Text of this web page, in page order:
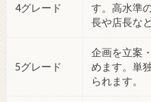
4グレード
す。高水準
長や店長な
5グレード
企画を立案
めます。単
られます。